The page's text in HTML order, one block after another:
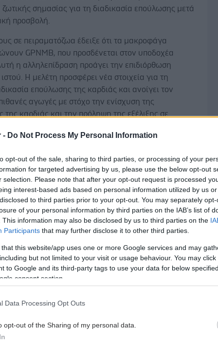
- Do Not Process My Personal Information
opt-out of the sale, sharing to third parties, or processing of your
for targeted advertising by us, please use the below opt-out
selection. Please note that after your opt-out request is processed
interest-based ads based on personal information utilized by us
to third parties prior to your opt-out. You may separately
of your personal information by third parties on the IAB’s list of
This information may also be disclosed by us to third parties on the
Participants that may further disclose it to other third parties.
that this website/app uses one or more Google services and may
but not limited to your visit or usage behaviour. You may
to Google and its third-party tags to use your data for below
consent section.
Data Processing Opt Outs
opt-out of the Sharing of my personal data.
σημασίας για τη διαδικασία επούλωσης μετά
προσβολή.
σε πειραματόζωα έδειξε ότι τα μακροφάγα
GPNMB, που προσδένεται στον υποδοχέα
η αλληλεπίδραση προάγει την επιδιόρθωση
Η μελέτη προσφέρει νέα στοιχεία για τη
επούλωσης της καρδιάς και ανοίγει τον
αγωγές με στόχο την ενίσχυση της
της καρδιάς και την πρόληψη της εξέλιξης σε
την καρδιά αλλά παράγεται από φλεγμονώδη
προέρχονται από τον μυελό των οστών. Μετά από
τα μακροφάγα ταξιδεύουν στην πλευρά του
της καρδιάς όπου εκφράζουν την GPNMB.
ομάδα πραγματοποίησε γονιδιακά knock outs—
το γονίδιο GPNMB — και μεταμοσχεύσεις
οστών και παρατήρησε ότι ποντικοί με έλλειψη του
είχαν σημαντικά χειρότερο αποτέλεσμα μετά
φυσιολογική έκφραση GPNMB στους οποίους
δόση κυκλοφορούσας πρωτείνης GPNMB